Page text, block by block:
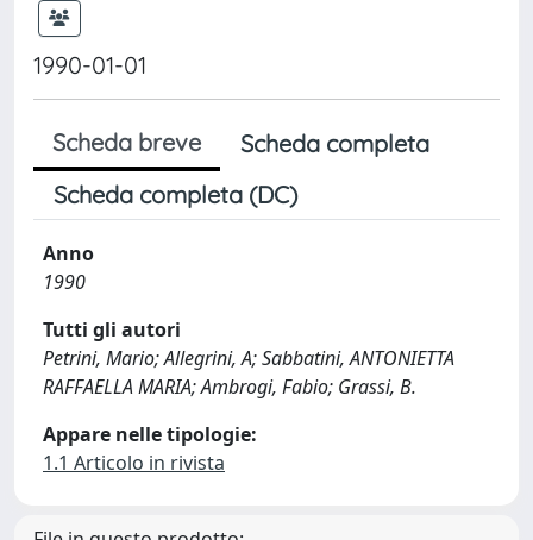
1990-01-01
Scheda breve
Scheda completa
Scheda completa (DC)
Anno
1990
Tutti gli autori
Petrini, Mario; Allegrini, A; Sabbatini, ANTONIETTA
RAFFAELLA MARIA; Ambrogi, Fabio; Grassi, B.
Appare nelle tipologie:
1.1 Articolo in rivista